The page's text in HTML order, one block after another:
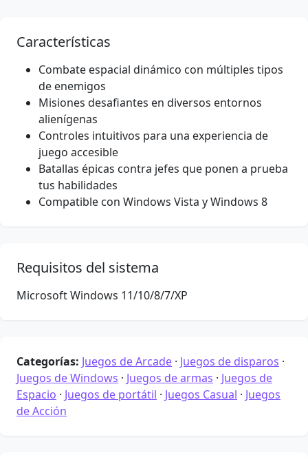
Características
Combate espacial dinámico con múltiples tipos
de enemigos
Misiones desafiantes en diversos entornos
alienígenas
Controles intuitivos para una experiencia de
juego accesible
Batallas épicas contra jefes que ponen a prueba
tus habilidades
Compatible con Windows Vista y Windows 8
Requisitos del sistema
Microsoft Windows 11/10/8/7/XP
Categorías: Juegos de Arcade · Juegos de disparos ·
Juegos de Windows · Juegos de armas · Juegos de
Espacio · Juegos de portátil · Juegos Casual · Juegos
de Acción